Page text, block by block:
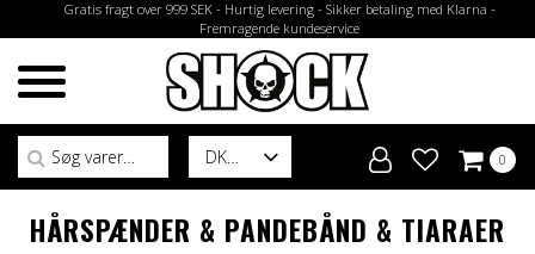
Gratis fragt over 999 SEK - Hurtig levering - Sikker betaling med Klarna -
Fremragende kundeservice
DK
Søg efter:
0
HÅRSPÆNDER & PANDEBÅND & TIARAER